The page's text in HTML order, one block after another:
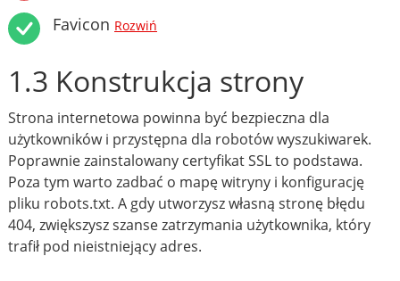
Favicon Rozwiń
1.3 Konstrukcja strony
Strona internetowa powinna być bezpieczna dla
użytkowników i przystępna dla robotów wyszukiwarek.
Poprawnie zainstalowany certyfikat SSL to podstawa.
Poza tym warto zadbać o mapę witryny i konfigurację
pliku robots.txt. A gdy utworzysz własną stronę błędu
404, zwiększysz szanse zatrzymania użytkownika, który
trafił pod nieistniejący adres.